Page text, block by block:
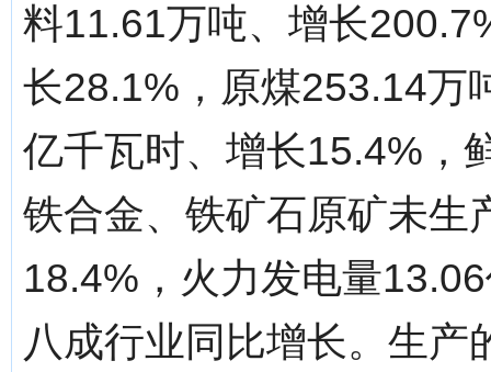
料11.61万吨、增长
长28.1%，原煤253.14万
亿千瓦时、增长15.4%，
铁合金、铁矿石原矿未生
18.4%，火力发电量
八成行业同比增长。生